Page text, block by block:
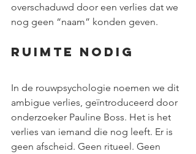
overschaduwd door een verlies dat we
nog geen “naam” konden geven.
Ruimte nodig
In de rouwpsychologie noemen we dit
ambigue verlies, geïntroduceerd door
onderzoeker Pauline Boss. Het is het
verlies van iemand die nog leeft. Er is
geen afscheid. Geen ritueel. Geen